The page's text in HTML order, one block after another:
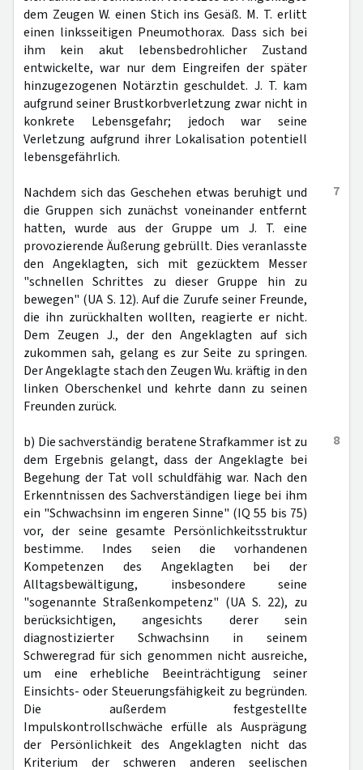
dem Zeugen W. einen Stich ins Gesäß. M. T. erlitt
einen linksseitigen Pneumothorax. Dass sich bei
ihm kein akut lebensbedrohlicher Zustand
entwickelte, war nur dem Eingreifen der später
hinzugezogenen Notärztin geschuldet. J. T. kam
aufgrund seiner Brustkorbverletzung zwar nicht in
konkrete Lebensgefahr; jedoch war seine
Verletzung aufgrund ihrer Lokalisation potentiell
lebensgefährlich.
7
Nachdem sich das Geschehen etwas beruhigt und
die Gruppen sich zunächst voneinander entfernt
hatten, wurde aus der Gruppe um J. T. eine
provozierende Äußerung gebrüllt. Dies veranlasste
den Angeklagten, sich mit gezücktem Messer
"schnellen Schrittes zu dieser Gruppe hin zu
bewegen" (UA S. 12). Auf die Zurufe seiner Freunde,
die ihn zurückhalten wollten, reagierte er nicht.
Dem Zeugen J., der den Angeklagten auf sich
zukommen sah, gelang es zur Seite zu springen.
Der Angeklagte stach den Zeugen Wu. kräftig in den
linken Oberschenkel und kehrte dann zu seinen
Freunden zurück.
8
b) Die sachverständig beratene Strafkammer ist zu
dem Ergebnis gelangt, dass der Angeklagte bei
Begehung der Tat voll schuldfähig war. Nach den
Erkenntnissen des Sachverständigen liege bei ihm
ein "Schwachsinn im engeren Sinne" (IQ 55 bis 75)
vor, der seine gesamte Persönlichkeitsstruktur
bestimme. Indes seien die vorhandenen
Kompetenzen des Angeklagten bei der
Alltagsbewältigung, insbesondere seine
"sogenannte Straßenkompetenz" (UA S. 22), zu
berücksichtigen, angesichts derer sein
diagnostizierter Schwachsinn in seinem
Schweregrad für sich genommen nicht ausreiche,
um eine erhebliche Beeinträchtigung seiner
Einsichts- oder Steuerungsfähigkeit zu begründen.
Die außerdem festgestellte
Impulskontrollschwäche erfülle als Ausprägung
der Persönlichkeit des Angeklagten nicht das
Kriterium der schweren anderen seelischen